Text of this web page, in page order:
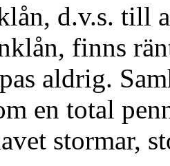
d.v.s. till
finns
aldrig.
en total
stormar,